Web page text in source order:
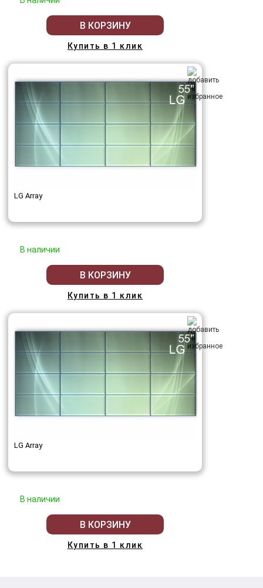
В КОРЗИНУ
Купить в 1 клик
LG Array
В наличии
В КОРЗИНУ
Купить в 1 клик
LG Array
В наличии
В КОРЗИНУ
Купить в 1 клик